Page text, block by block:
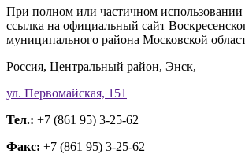
При полном или частичном использовании
ссылка на официальный сайт
муниципального района Московской
Россия, Центральный район, Энск,
ул. Первомайская, 151
Тел.: +7 (861 95) 3-25-62
Факс: +7 (861 95) 3-25-62